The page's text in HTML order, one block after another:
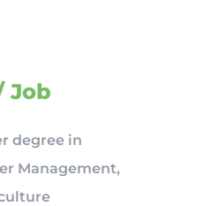
Job
degree in
Management,